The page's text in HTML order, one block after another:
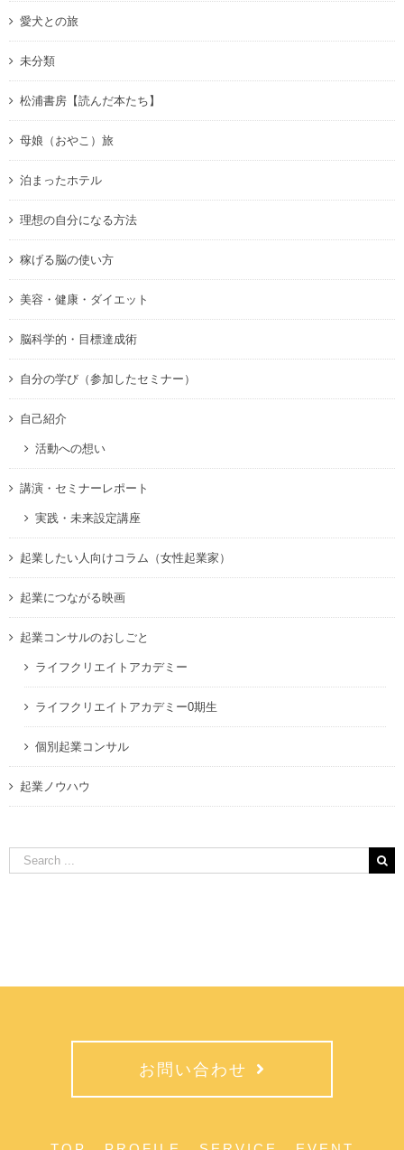
愛犬との旅
未分類
松浦書房【読んだ本たち】
母娘（おやこ）旅
泊まったホテル
理想の自分になる方法
稼げる脳の使い方
美容・健康・ダイエット
脳科学的・目標達成術
自分の学び（参加したセミナー）
自己紹介
活動への想い
講演・セミナーレポート
実践・未来設定講座
起業したい人向けコラム（女性起業家）
起業につながる映画
起業コンサルのおしごと
ライフクリエイトアカデミー
ライフクリエイトアカデミー0期生
個別起業コンサル
起業ノウハウ
Search
for:
お問い合わせ